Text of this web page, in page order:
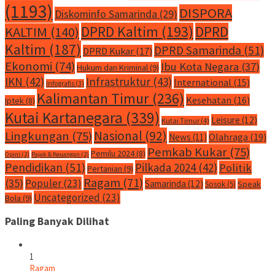
(1193) Diskominfo Samarinda (29) DISPORA
KALTIM (140) DPRD Kaltim (193) DPRD
Kaltim (187) DPRD Kukar (17) DPRD Samarinda (51)
Ekonomi (74) Hukum dan Kriminal(9) Ibu Kota Negara (37)
IKN (42) Infografis (3) Infrastruktur (43) International (15)
Iptek(8) Kalimantan Timur (236) Kesehatan (16)
Kutai Kartanegara (339) Kutai Timur (4) Leisure (12)
Lingkungan (75) Nasional (92) News (11) Olahraga (19)
Opini (2) Pajak & Keuangan (2) Pemilu 2024(8) Pemkab Kukar (75)
Pendidikan (51) Pertanian (9) Pilkada 2024(42) Politik
(35) Populer(23) Ragam (71) Samarinda (12) Sosok(5) Speak
Bola (9) Uncategorized (23)
Paling Banyak Dilihat
1
Ragam